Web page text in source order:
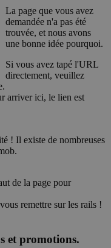
La page que vous avez
demandée n'a pas été
trouvée, et nous avons
une bonne idée pourquoi.
Si vous avez tapé l'URL
directement, veuillez
arriver ici, le lien est
! Il existe de nombreuses
de la page pour
remettre sur les rails !
et promotions.